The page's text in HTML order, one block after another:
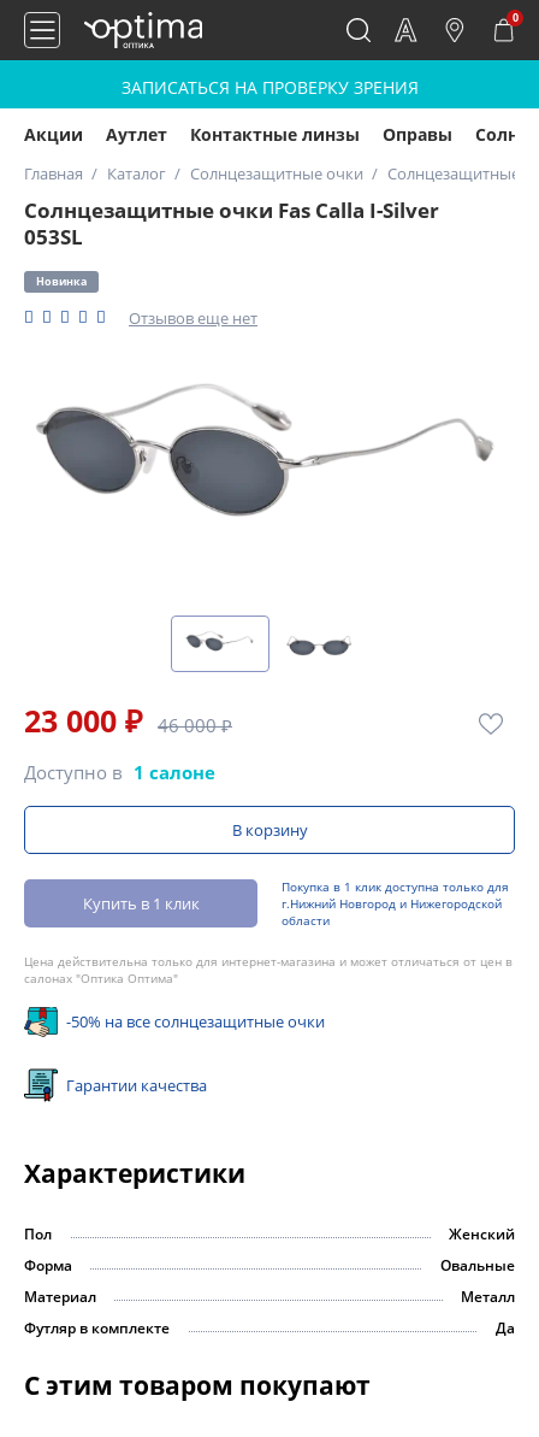
0
ЗАПИСАТЬСЯ НА ПРОВЕРКУ ЗРЕНИЯ
Акции Аутлет Контактные линзы Оправы
Главная Каталог Солнцезащитные очки Солнцезащитные
Солнцезащитные очки Fas Calla I-Silver
053SL
Новинка
Отзывов еще нет
23 000 ₽ 46 000 ₽
Доступно в 1 салоне
В корзину
Купить в 1 клик
Покупка в 1 клик доступна только для
г.Нижний Новгород и Нижегородской
области
Цена действительна только для интернет-магазина и может отличаться от цен в
салонах "Оптика Оптима"
-50% на все солнцезащитные очки
Гарантии качества
Характеристики
Пол
Женский
Форма
Овальные
Материал
Металл
Футляр в комплекте
Да
С этим товаром покупают